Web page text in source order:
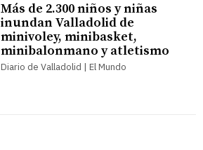
Más de 2.300 niños y niñas
inundan Valladolid de
minivoley, minibasket,
minibalonmano y atletismo
Diario de Valladolid | El Mundo